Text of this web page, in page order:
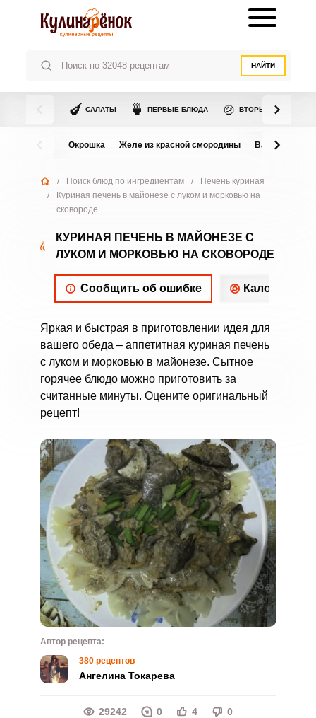
НАЙТИ
🍆 САЛАТЫ 🍵 ПЕРВЫЕ БЛЮДА 🍲 ВТОРЫЕ БЛЮДА
Окрошка Желе из красной смородины Варенье из
/ Поиск блюд по ингредиентам /
Печень куриная
/
Куриная печень в майонезе с луком и морковью на
сковороде
КУРИНАЯ ПЕЧЕНЬ В МАЙОНЕЗЕ С
ЛУКОМ И МОРКОВЬЮ НА СКОВОРОДЕ
Сообщить об ошибке
Яркая и быстрая в приготовлении идея для
вашего обеда – аппетитная куриная печень
с луком и морковью в майонезе. Сытное
горячее блюдо можно приготовить за
считанные минуты. Оцените оригинальный
рецепт!
Автор рецепта:
380 рецептов
Ангелина Токарева
29242 0 4 0